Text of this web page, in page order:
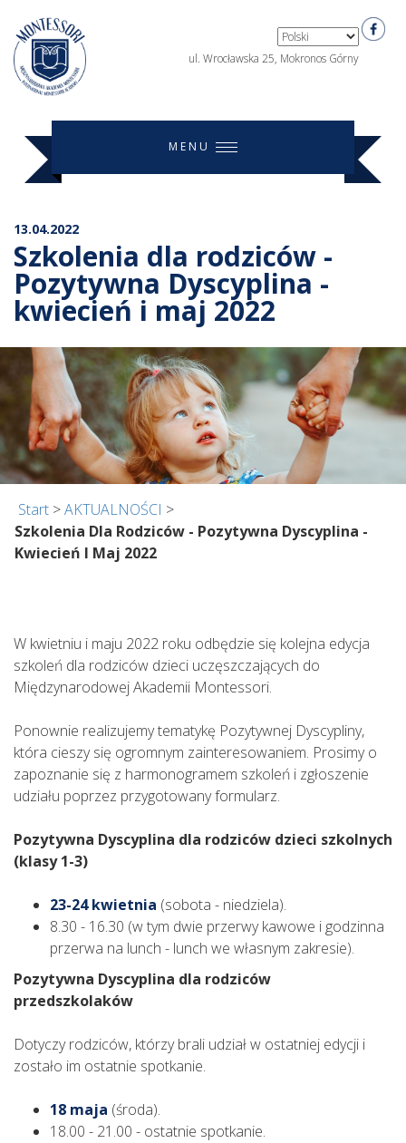
ul. Wrocławska 25, Mokronos Górny
MENU
13.04.2022
Szkolenia dla rodziców -
Pozytywna Dyscyplina -
kwiecień i maj 2022
Start >AKTUALNOŚCI >
Szkolenia Dla Rodziców - Pozytywna Dyscyplina -
Kwiecień I Maj 2022
W kwietniu i maju 2022 roku odbędzie się kolejna edycja
szkoleń dla rodziców dzieci uczęszczających do
Międzynarodowej Akademii Montessori.
Ponownie realizujemy tematykę Pozytywnej Dyscypliny,
która cieszy się ogromnym zainteresowaniem. Prosimy o
zapoznanie się z harmonogramem szkoleń i zgłoszenie
udziału poprzez przygotowany formularz.
Pozytywna Dyscyplina dla rodziców dzieci szkolnych
(klasy 1-3)
23-24 kwietnia (sobota - niedziela).
8.30 - 16.30 (w tym dwie przerwy kawowe i godzinna
przerwa na lunch - lunch we własnym zakresie).
Pozytywna Dyscyplina dla rodziców
przedszkolaków
Dotyczy rodziców, którzy brali udział w ostatniej edycji i
zostało im ostatnie spotkanie.
18 maja (środa).
18.00 - 21.00 - ostatnie spotkanie.